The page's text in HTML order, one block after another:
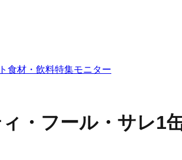
食材・飲料特集モニター
・フール・サレ1